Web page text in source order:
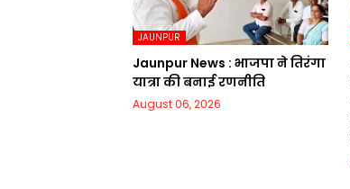
JAUNPUR
Jaunpur News : भाजपा ने तिरंगा
यात्रा की बनाई रणनीति
August 06, 2026